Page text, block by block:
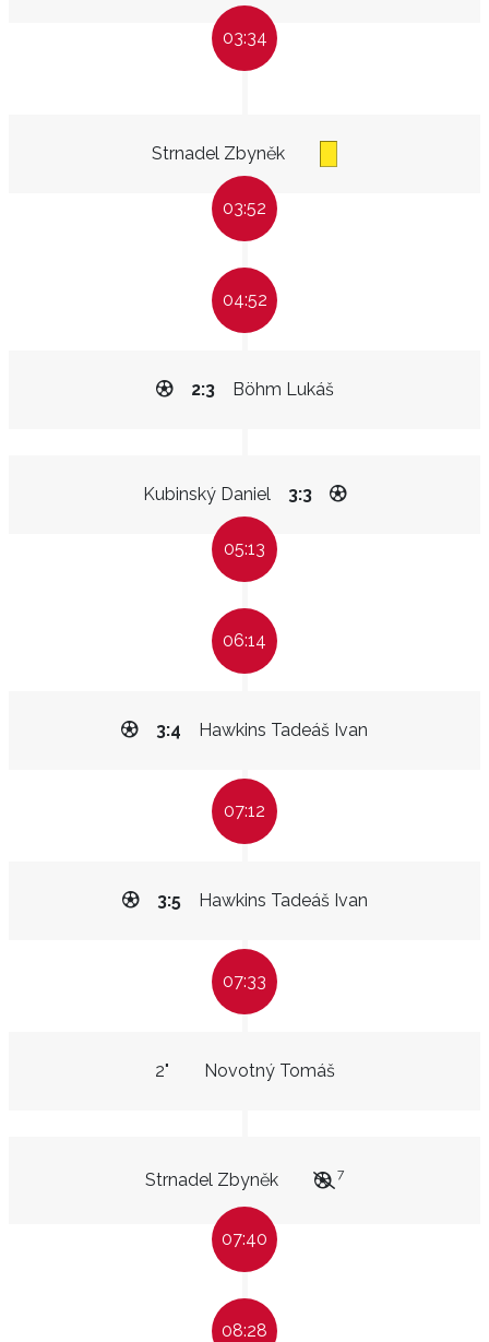
03:34
Strnadel Zbyněk
03:52
04:52
Böhm Lukáš
2:3
Kubinský Daniel 3:3
05:13
06:14
Hawkins Tadeáš Ivan
3:4
07:12
Hawkins Tadeáš Ivan
3:5
07:33
Novotný Tomáš
2"
Strnadel Zbyněk 7
07:40
08:28